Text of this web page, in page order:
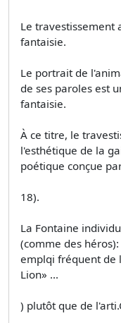
Le travestissement
fantaisie.
Le portrait de
de ses paroles est
fantaisie.
À ce titre, le
l'esthétique de la
poétique conçue
18).
La Fontaine
(comme des
emplqi fréquent de
Lion» ...
) plutôt que de